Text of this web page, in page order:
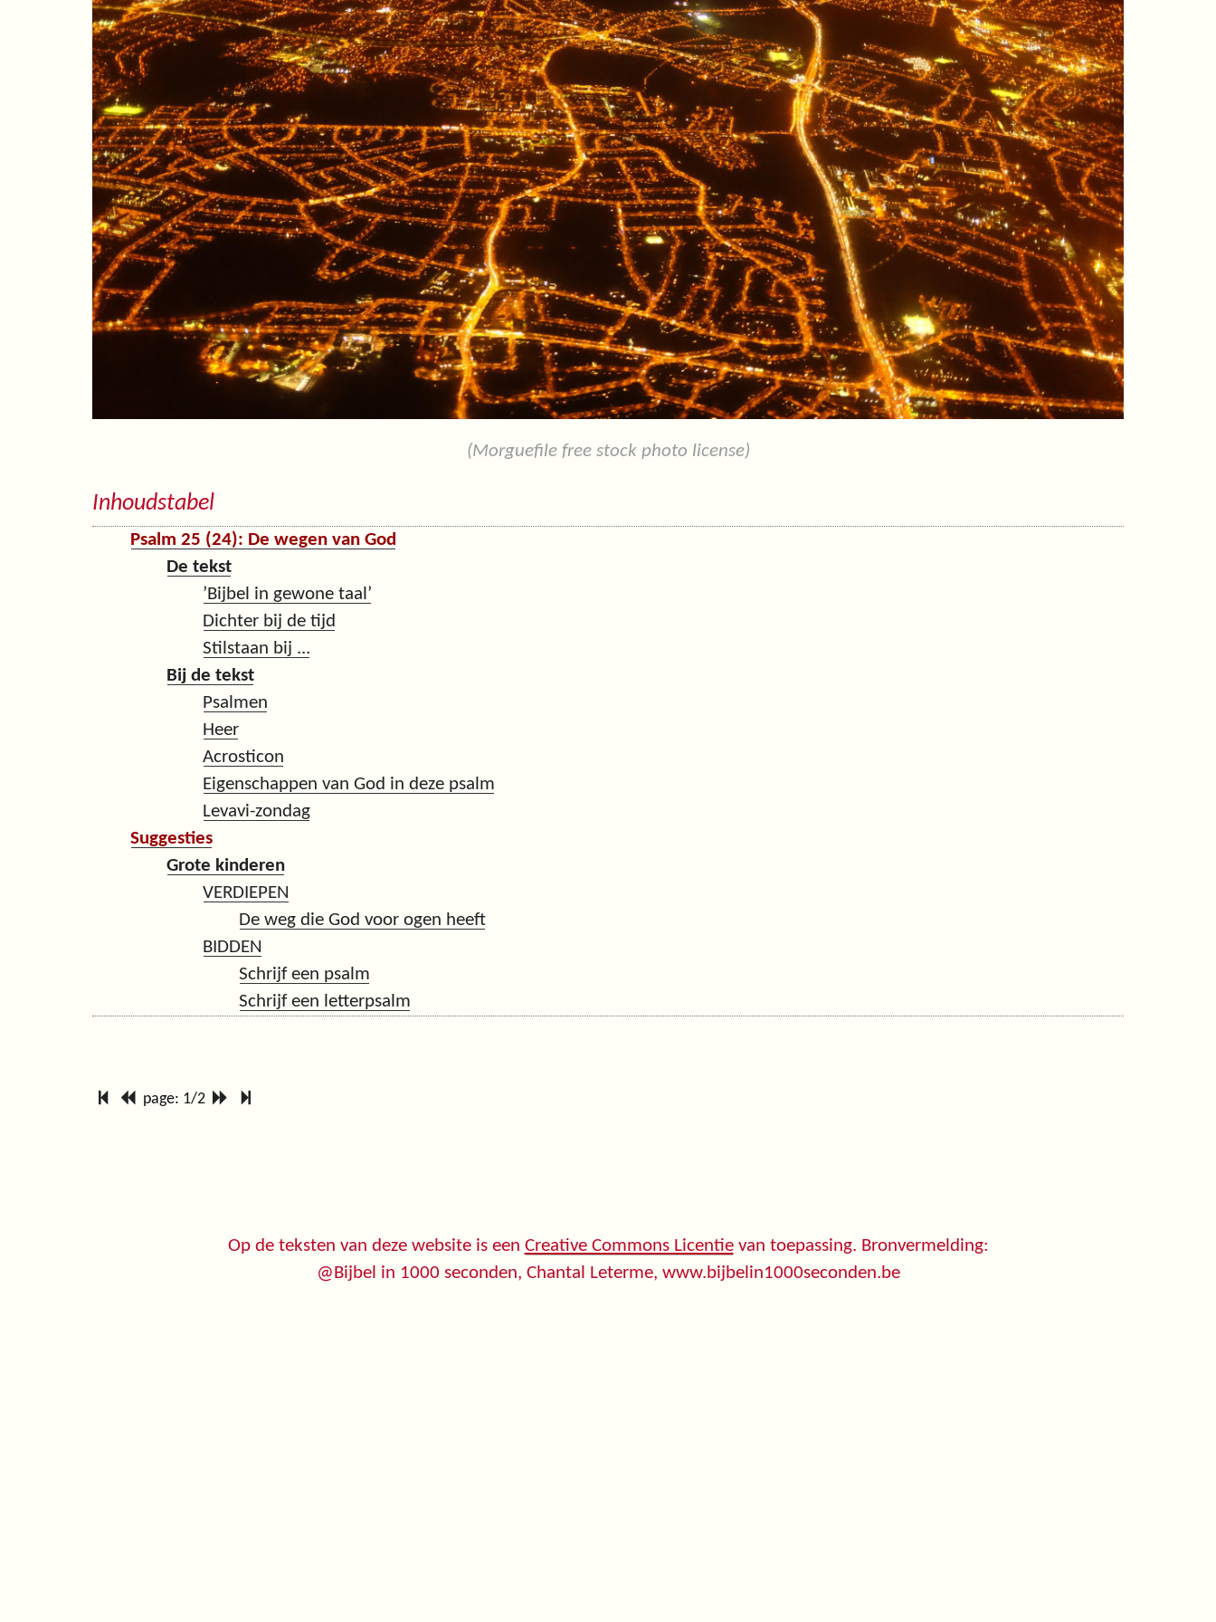
(Morguefile free stock photo license)
Inhoudstabel
Psalm 25 (24): De wegen van God
De tekst
’Bijbel in gewone taal’
Dichter bij de tijd
Stilstaan bij ...
Bij de tekst
Psalmen
Heer
Acrosticon
Eigenschappen van God in deze psalm
Levavi-zondag
Suggesties
Grote kinderen
VERDIEPEN
De weg die God voor ogen heeft
BIDDEN
Schrijf een psalm
Schrijf een letterpsalm
page: 1/2
Op de teksten van deze website is een Creative Commons Licentievan toepassing. Bronvermelding:
@Bijbel in 1000 seconden, Chantal Leterme, www.bijbelin1000seconden.be